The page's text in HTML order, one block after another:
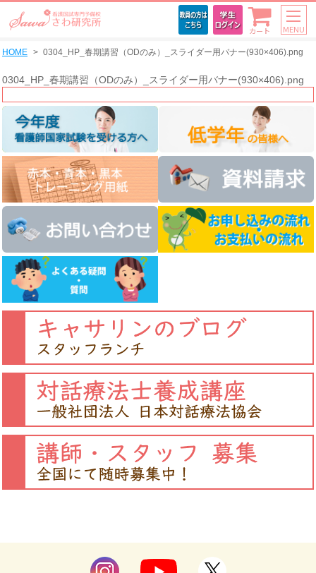
カート MENU
HOME 0304_HP_春期講習（ODのみ）_スライダー用バナー(930×406).png
0304_HP_春期講習（ODのみ）_スライダー用バナー(930×406).png